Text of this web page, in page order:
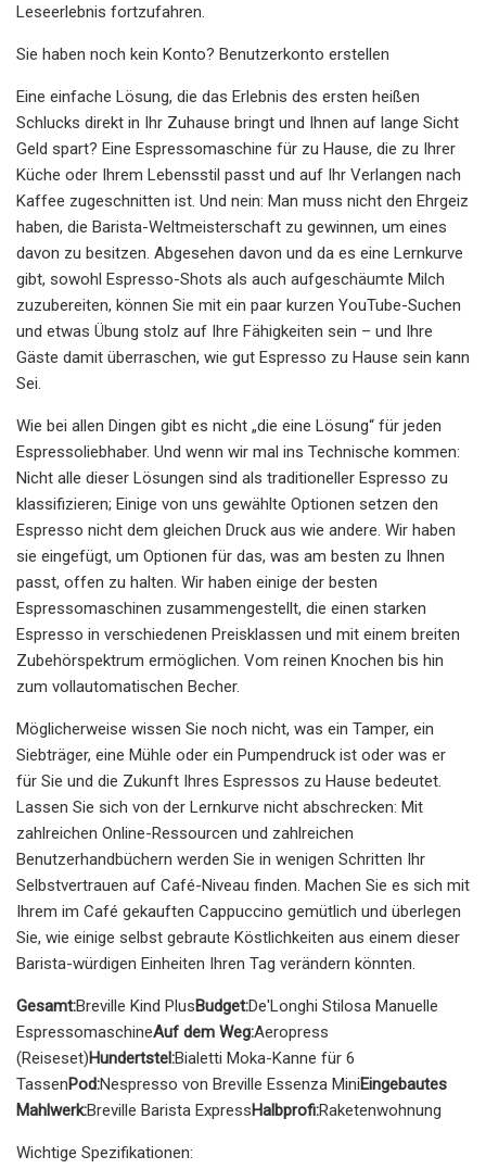
Leseerlebnis fortzufahren.
Sie haben noch kein Konto? Benutzerkonto erstellen
Eine einfache Lösung, die das Erlebnis des ersten heißen
Schlucks direkt in Ihr Zuhause bringt und Ihnen auf lange Sicht
Geld spart? Eine Espressomaschine für zu Hause, die zu Ihrer
Küche oder Ihrem Lebensstil passt und auf Ihr Verlangen nach
Kaffee zugeschnitten ist. Und nein: Man muss nicht den Ehrgeiz
haben, die Barista-Weltmeisterschaft zu gewinnen, um eines
davon zu besitzen. Abgesehen davon und da es eine Lernkurve
gibt, sowohl Espresso-Shots als auch aufgeschäumte Milch
zuzubereiten, können Sie mit ein paar kurzen YouTube-Suchen
und etwas Übung stolz auf Ihre Fähigkeiten sein – und Ihre
Gäste damit überraschen, wie gut Espresso zu Hause sein kann
Sei.
Wie bei allen Dingen gibt es nicht „die eine Lösung“ für jeden
Espressoliebhaber. Und wenn wir mal ins Technische kommen:
Nicht alle dieser Lösungen sind als traditioneller Espresso zu
klassifizieren; Einige von uns gewählte Optionen setzen den
Espresso nicht dem gleichen Druck aus wie andere. Wir haben
sie eingefügt, um Optionen für das, was am besten zu Ihnen
passt, offen zu halten. Wir haben einige der besten
Espressomaschinen zusammengestellt, die einen starken
Espresso in verschiedenen Preisklassen und mit einem breiten
Zubehörspektrum ermöglichen. Vom reinen Knochen bis hin
zum vollautomatischen Becher.
Möglicherweise wissen Sie noch nicht, was ein Tamper, ein
Siebträger, eine Mühle oder ein Pumpendruck ist oder was er
für Sie und die Zukunft Ihres Espressos zu Hause bedeutet.
Lassen Sie sich von der Lernkurve nicht abschrecken: Mit
zahlreichen Online-Ressourcen und zahlreichen
Benutzerhandbüchern werden Sie in wenigen Schritten Ihr
Selbstvertrauen auf Café-Niveau finden. Machen Sie es sich mit
Ihrem im Café gekauften Cappuccino gemütlich und überlegen
Sie, wie einige selbst gebraute Köstlichkeiten aus einem dieser
Barista-würdigen Einheiten Ihren Tag verändern könnten.
Gesamt:Breville Kind PlusBudget:De'Longhi Stilosa Manuelle
EspressomaschineAuf dem Weg:Aeropress
(Reiseset)Hundertstel:Bialetti Moka-Kanne für 6
TassenPod:Nespresso von Breville Essenza MiniEingebautes
Mahlwerk:Breville Barista ExpressHalbprofi:Raketenwohnung
Wichtige Spezifikationen: